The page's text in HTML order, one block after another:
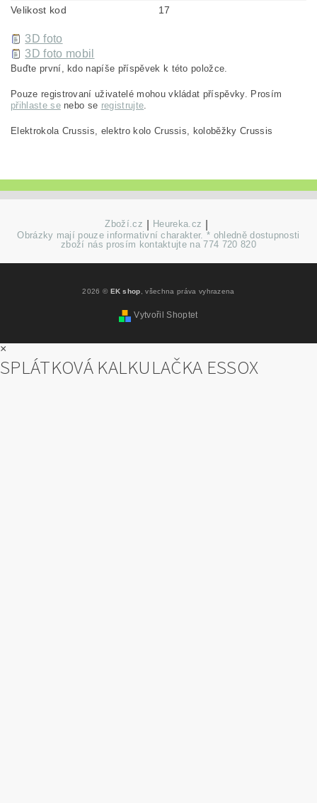
Velikost kod 17
3D foto
3D foto mobil
Buďte první, kdo napíše příspěvek k této položce.
Pouze registrovaní uživatelé mohou vkládat příspěvky. Prosím
přihlaste senebo se registrujte
Elektrokola Crussis, elektro kolo Crussis, koloběžky Crussis
Zboží.cz Heureka.cz
Obrázky mají pouze informativní charakter. * ohledně dostupnosti
zboží nás prosím kontaktujte na 774 720 820
2026 © EK shop , všechna práva vyhrazena
Vytvořil Shoptet
×
SPLÁTKOVÁ KALKULAČKA ESSOX